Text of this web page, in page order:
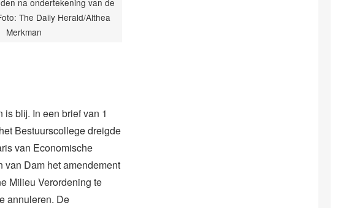
na ondertekening van de
The Daily Herald/Althea
Merkman
is blij. In een brief van 1
Bestuurscollege dreigde
van Economische
van Dam het amendement
Milieu Verordening te
annuleren. De